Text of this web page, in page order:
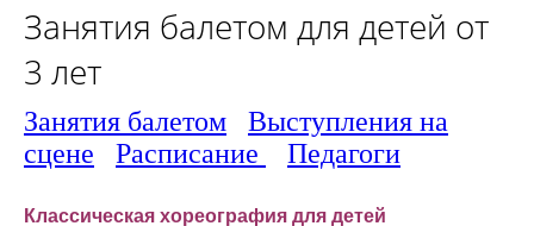
Занятия балетом для детей от
3 лет
Занятия балетом
Выступления на
сцене
Расписание Педагоги
Классическая хореография для детей